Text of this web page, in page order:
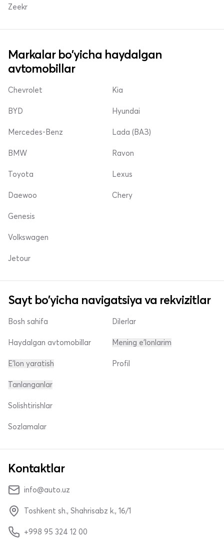
Zeekr
Markalar bo'yicha haydalgan
avtomobillar
Chevrolet
BYD
Mercedes-Benz
Kia
Hyundai
Lada (ВАЗ)
BMW
Toyota
Daewoo
Ravon
Lexus
Chery
Genesis
Volkswagen
Jetour
Sayt bo'yicha navigatsiya va rekvizitlar
Bosh sahifa
Haydalgan avtomobillar
E'lon yaratish
Dilerlar
Mening e'lonlarim
Profil
Tanlanganlar
Solishtirishlar
Sozlamalar
Kontaktlar
info@auto.uz
Toshkent sh., Shahrisabz k., 16/1
+998 95 324 12 00